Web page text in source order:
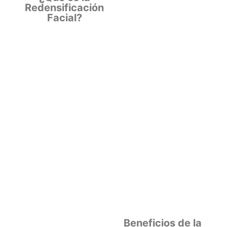
Redensificación
Facial?
Beneficios de la